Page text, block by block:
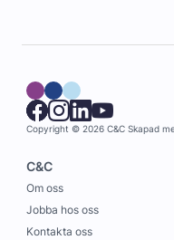
Copyright © 2026 C&C Skapad
C&C
Om oss
Jobba hos oss
Kontakta oss